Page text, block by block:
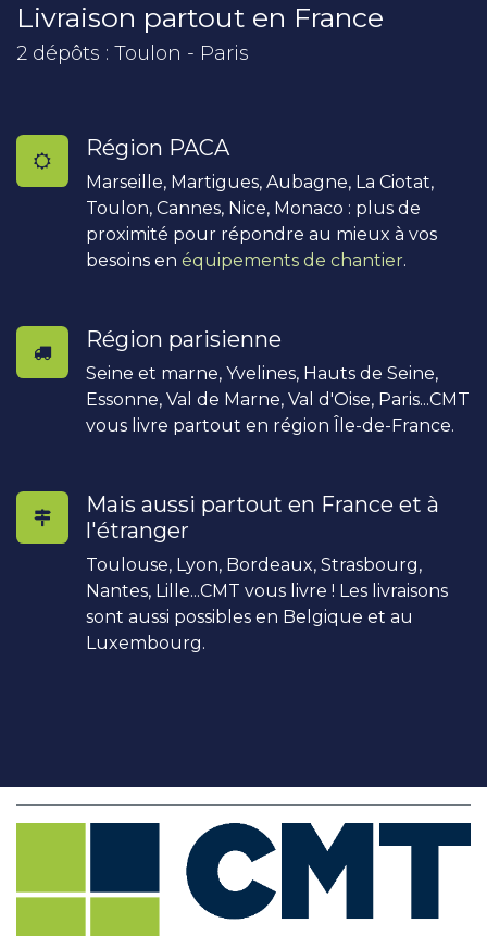
Livraison partout en France
2 dépôts : Toulon - Paris
Région PACA
Marseille, Martigues, Aubagne, La Ciotat,
Toulon, Cannes, Nice, Monaco : plus de
proximité pour répondre au mieux à vos
besoins en équipements de chantier.
Région parisienne
Seine et marne, Yvelines, Hauts de Seine,
Essonne, Val de Marne, Val d'Oise, Paris...CMT
vous livre partout en région Île-de-France.
Mais aussi partout en France et à
l'étranger
Toulouse, Lyon, Bordeaux, Strasbourg,
Nantes, Lille...CMT vous livre ! Les livraisons
sont aussi possibles en Belgique et au
Luxembourg.